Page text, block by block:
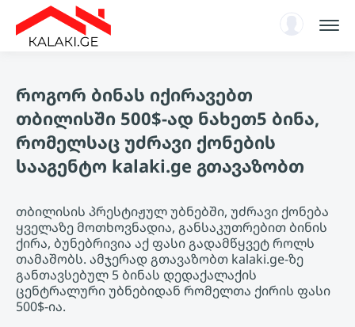
სარჩევი
ენციკლოპედია
ახალი ამბები, ანალიტიკა
ავტორიზაცია
KA
როგორ ბინას იქირავებთ
თბილისში 500$-ად ნახეთ5 ბინა,
რომელსაც უძრავი ქონების
სააგენტო kalaki.ge გთავაზობთ
თბილისის პრესტიჟულ უბნებში, უძრავი ქონება
ყველაზე მოთხოვნადია, განსაკუთრებით ბინის
ქირა, ბუნებრივია აქ ფასი გადამწყვეტ როლს
თამაშობს. ამჯერად გთავაზობთ kalaki.ge-ზე
განთავსებულ 5 ბინას დედაქალაქის
ცენტრალური უბნებიდან რომელთა ქირის ფასი
500$-ია.